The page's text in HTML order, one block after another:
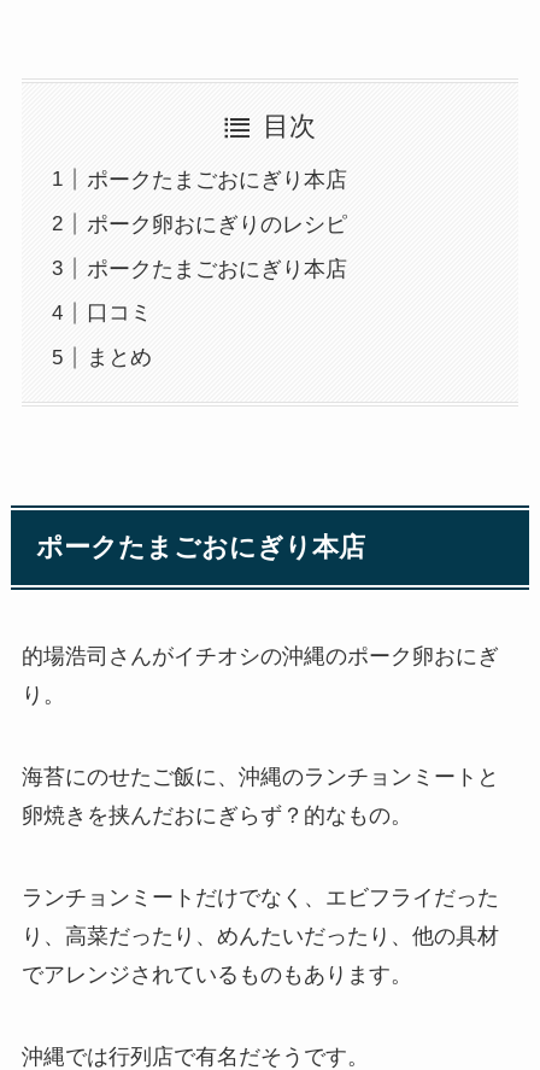
目次
ポークたまごおにぎり本店
ポーク卵おにぎりのレシピ
ポークたまごおにぎり本店
口コミ
まとめ
ポークたまごおにぎり本店
的場浩司さんがイチオシの沖縄のポーク卵おにぎ
り。
海苔にのせたご飯に、沖縄のランチョンミートと
卵焼きを挟んだおにぎらず？的なもの。
ランチョンミートだけでなく、エビフライだった
り、高菜だったり、めんたいだったり、他の具材
でアレンジされているものもあります。
沖縄では行列店で有名だそうです。